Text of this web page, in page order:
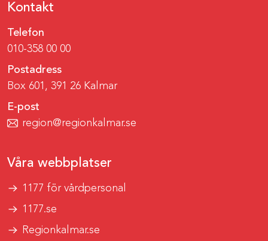
Kontakt
Telefon
010-358 00 00
Postadress
Box 601, 391 26 Kalmar
E-post
region@regionkalmar.se
Våra webbplatser
1177 för vårdpersonal
1177.se
Regionkalmar.se